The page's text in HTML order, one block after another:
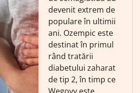
devenit extrem de
populare în ultimii
ani. Ozempic este
destinat în primul
rând tratării
diabetului zaharat
de tip 2, în timp ce